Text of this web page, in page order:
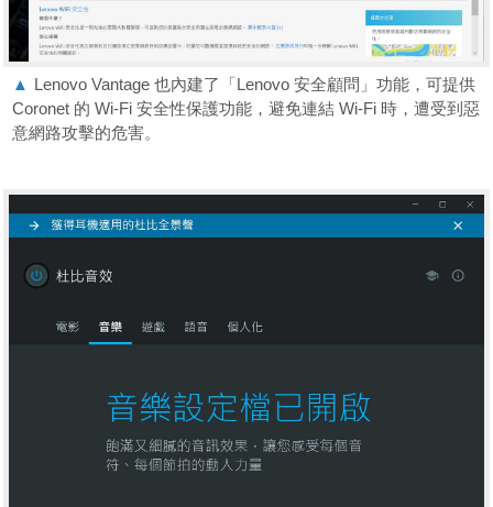
▲ Lenovo Vantage 也內建了「Lenovo 安全顧問」功能，可提供
Coronet 的 Wi-Fi 安全性保護功能，避免連結 Wi-Fi 時，遭受到惡
意網路攻擊的危害。